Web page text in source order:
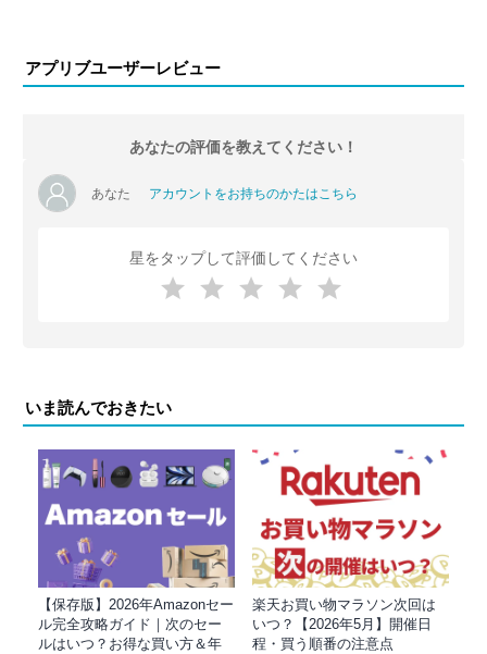
アプリブユーザーレビュー
あなたの評価を教えてください！
あなた アカウントをお持ちのかたはこちら
星をタップして評価してください
いま読んでおきたい
【保存版】2026年Amazonセー
ル完全攻略ガイド｜次のセー
ルはいつ？お得な買い方＆年
楽天お買い物マラソン次回は
いつ？【2026年5月】開催日
程・買う順番の注意点